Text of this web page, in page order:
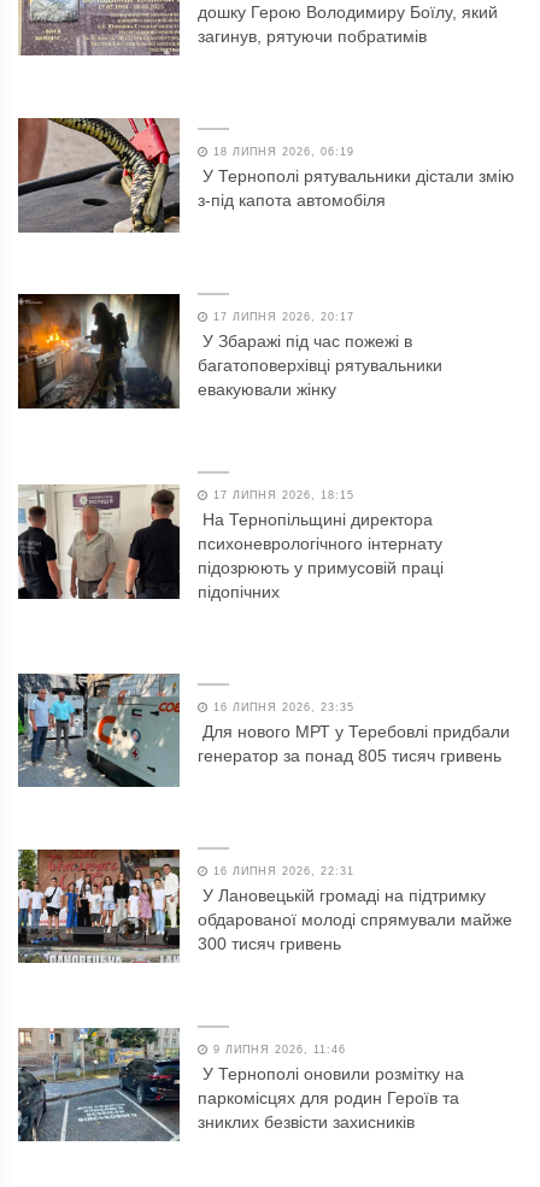
дошку Герою Володимиру Боїлу, який
загинув, рятуючи побратимів
18 ЛИПНЯ 2026, 06:19
У Тернополі рятувальники дістали змію
з-під капота автомобіля
17 ЛИПНЯ 2026, 20:17
У Збаражі під час пожежі в
багатоповерхівці рятувальники
евакуювали жінку
17 ЛИПНЯ 2026, 18:15
На Тернопільщині директора
психоневрологічного інтернату
підозрюють у примусовій праці
підопічних
16 ЛИПНЯ 2026, 23:35
Для нового МРТ у Теребовлі придбали
генератор за понад 805 тисяч гривень
16 ЛИПНЯ 2026, 22:31
У Лановецькій громаді на підтримку
обдарованої молоді спрямували майже
300 тисяч гривень
9 ЛИПНЯ 2026, 11:46
У Тернополі оновили розмітку на
паркомісцях для родин Героїв та
зниклих безвісти захисників